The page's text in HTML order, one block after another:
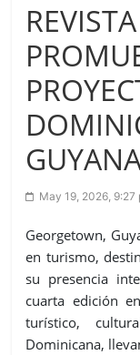
May 19, 2026, 9:27
Georgetown,
en turismo,
su presencia
cuarta edición
turístico,
Dominicana,